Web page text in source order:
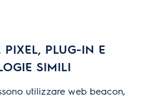
PLUG-IN E
SIMILI
utilizzare web beacon,